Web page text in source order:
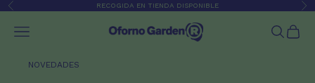
Ir al contenido
Anterior RECOGIDA EN TIENDA DISPONIBLE
Oforno Garden
Menú Buscar
Cesta
NOVEDADES